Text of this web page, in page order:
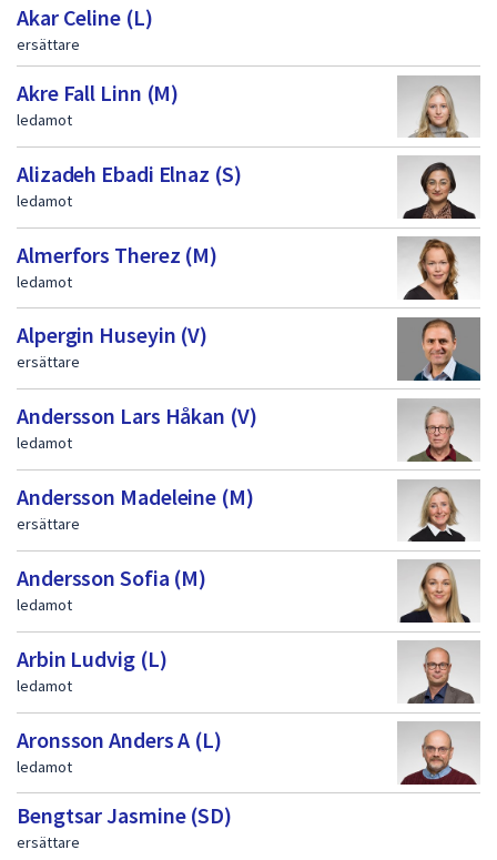
välja
dem.
a
m
e
d
f
ö
r
t
r
o
e
n
d
e
v
a
l
d
a
s
i
d
a
1
Akar Celine (L)
ersättare
Akre Fall Linn (M)
ledamot
Alizadeh Ebadi Elnaz (S)
ledamot
Almerfors Therez (M)
ledamot
Alpergin Huseyin (V)
ersättare
Andersson Lars Håkan (V)
ledamot
Andersson Madeleine (M)
ersättare
Andersson Sofia (M)
ledamot
Arbin Ludvig (L)
ledamot
Aronsson Anders A (L)
ledamot
Bengtsar Jasmine (SD)
ersättare